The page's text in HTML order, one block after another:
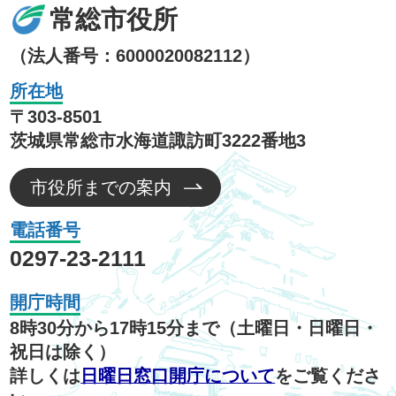
常総市役所
（法人番号：6000020082112）
所在地
〒303-8501
茨城県常総市水海道諏訪町3222番地3
市役所までの案内
電話番号
0297-23-2111
開庁時間
8時30分から17時15分まで（土曜日・日曜日・
祝日は除く）
詳しくは 日曜日窓口開庁についてをご覧くださ